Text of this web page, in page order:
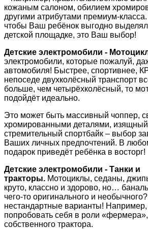
кожаным салоном, обилием
другими атрибутами премиум-
чтобы Ваш ребёнок выгодно
детской площадке, это Ваш выбор!
Детские электромобили -
электромобили, которые пожалуй,
автомобиля! Быстрее, спортивнее,
непоседе двухколёсный транспорт
больше, чем четырёхколёсный, то
подойдёт идеально.
Это может быть массивный чоппер,
хромированными деталями, изящный
стремительный спортбайк – выбор
Ваших личных предпочтений. В
подарок приведёт ребёнка в восторг!
Детские электромобили - Танки и
тракторы. Мотоциклы, седаны,
круто, классно и здорово, но…
чего-то оригинального и
нестандартные варианты!
попробовать себя в роли
собственного трактора.